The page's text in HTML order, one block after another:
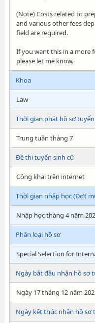
(Note) Costs related to
and various other fees
field are required.
If you want this in a more
please let me know.
Khoa
Law
Thời gian phát hồ sơ
Trung tuần tháng 7
Đề thi tuyển sinh cũ
Công khai trên internet
Thời gian nhập học (Đợt
Nhập học tháng 4 năm
Phân loại hồ sơ
Special Selection for
Ngày bắt đầu nhận hồ sơ
Ngày 17 tháng 12 năm
Ngày kết thúc nhận hồ sơ